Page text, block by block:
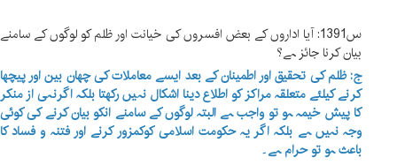
س1391: آیا اداروں کے بعض افسروں کی خیانت اور ظلم کو لوگوں کے سامنے
بیان کرنا جائز ہے؟
ج: ظلم کی تحقیق اور اطمینان کے بعد ایسے معاملات کی چھان بین اور پیچھا
کرنے کیلئے متعلقہ مراکز کو اطلاع دینا اشکال نہیں رکھتا بلکہ اگرنہی از منکر
کا پیش خیمہ ہو تو واجب ہے البتہ لوگوں کے سامنے انکو بیان کرنے کی کوئی
وجہ نہیں ہے بلکہ اگر یہ حکومت اسلامی کوکمزور کرنے اور فتنہ و فساد کا
باعث ہو تو حرام ہے۔